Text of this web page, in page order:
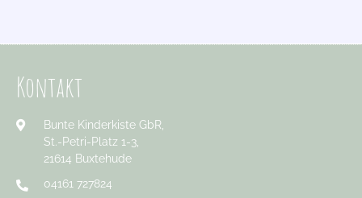
Kontakt
Bunte Kinderkiste GbR,
St.-Petri-Platz 1-3,
21614 Buxtehude
04161 727824